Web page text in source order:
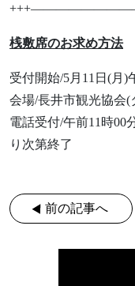
桟敷席のお求め方法
受付開始/5月11日(月)
会場/長井市観光協会
電話受付/午前11時
り次第終了
前の記事へ